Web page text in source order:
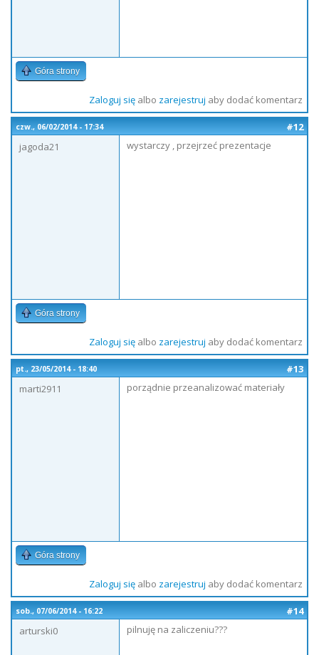
Góra strony
Zaloguj sięalbo zarejestruj aby dodać komentarz
czw., 06/02/2014 - 17:34
#12
jagoda21
wystarczy , przejrzeć prezentacje
Góra strony
Zaloguj sięalbo zarejestruj aby dodać komentarz
pt., 23/05/2014 - 18:40
#13
marti2911
porządnie przeanalizować materiały
Góra strony
Zaloguj sięalbo zarejestruj aby dodać komentarz
sob., 07/06/2014 - 16:22
#14
arturski0
pilnuję na zaliczeniu???